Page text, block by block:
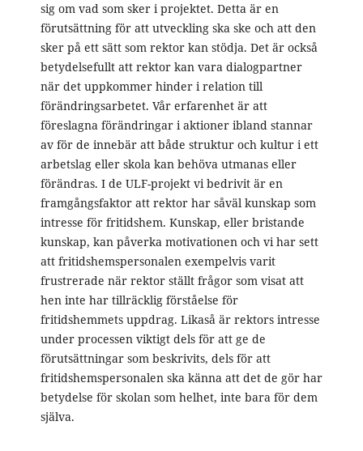
sig om vad som sker i projektet. Detta är en
förutsättning för att utveckling ska ske och att den
sker på ett sätt som rektor kan stödja. Det är också
betydelsefullt att rektor kan vara dialogpartner
när det uppkommer hinder i relation till
förändringsarbetet. Vår erfarenhet är att
föreslagna förändringar i aktioner ibland stannar
av för de innebär att både struktur och kultur i ett
arbetslag eller skola kan behöva utmanas eller
förändras. I de ULF-projekt vi bedrivit är en
framgångsfaktor att rektor har såväl kunskap som
intresse för fritidshem. Kunskap, eller bristande
kunskap, kan påverka motivationen och vi har sett
att fritidshemspersonalen exempelvis varit
frustrerade när rektor ställt frågor som visat att
hen inte har tillräcklig förståelse för
fritidshemmets uppdrag. Likaså är rektors intresse
under processen viktigt dels för att ge de
förutsättningar som beskrivits, dels för att
fritidshemspersonalen ska känna att det de gör har
betydelse för skolan som helhet, inte bara för dem
själva.